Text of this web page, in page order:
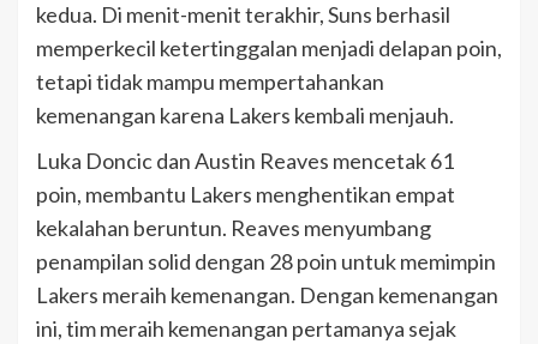
kedua. Di menit-menit terakhir, Suns berhasil
memperkecil ketertinggalan menjadi delapan poin,
tetapi tidak mampu mempertahankan
kemenangan karena Lakers kembali menjauh.
Luka Doncic dan Austin Reaves mencetak 61
poin, membantu Lakers menghentikan empat
kekalahan beruntun. Reaves menyumbang
penampilan solid dengan 28 poin untuk memimpin
Lakers meraih kemenangan. Dengan kemenangan
ini, tim meraih kemenangan pertamanya sejak